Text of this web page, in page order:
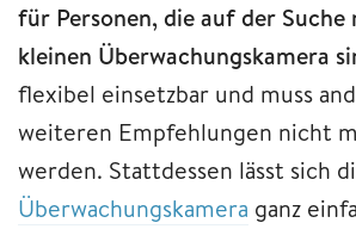
für Personen, die auf der Suche
kleinen Überwachungskamera
flexibel einsetzbar und muss
weiteren Empfehlungen nicht
werden. Stattdessen lässt sich
Überwachungskamera ganz